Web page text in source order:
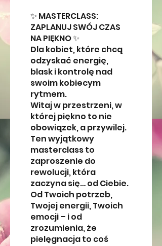
✨ MASTERCLASS:
ZAPLANUJ SWÓJ CZAS
NA PIĘKNO ✨
Dla kobiet, które chcą
odzyskać energię,
blask i kontrolę nad
swoim kobiecym
rytmem.
Witaj w przestrzeni, w
której piękno to nie
obowiązek, a przywilej.
Ten wyjątkowy
masterclass to
zaproszenie do
rewolucji, która
zaczyna się… od Ciebie.
Od Twoich potrzeb,
Twojej energii, Twoich
emocji – i od
zrozumienia, że
pielęgnacja to coś